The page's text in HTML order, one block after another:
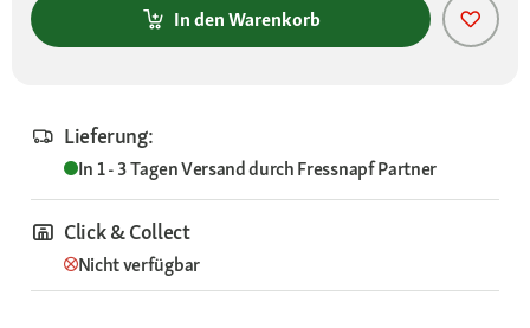
In den Warenkorb
Lieferung:
In 1 - 3 TagenVersand durchFressnapf Partner
Click & Collect
Nicht verfügbar